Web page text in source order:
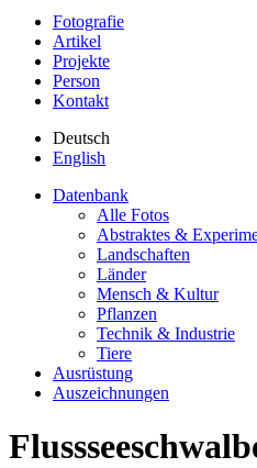
Fotografie
Artikel
Projekte
Person
Kontakt
Deutsch
English
Datenbank
Alle Fotos
Abstraktes &
Landschaften
Länder
Mensch & Kultur
Pflanzen
Technik & Industrie
Tiere
Ausrüstung
Auszeichnungen